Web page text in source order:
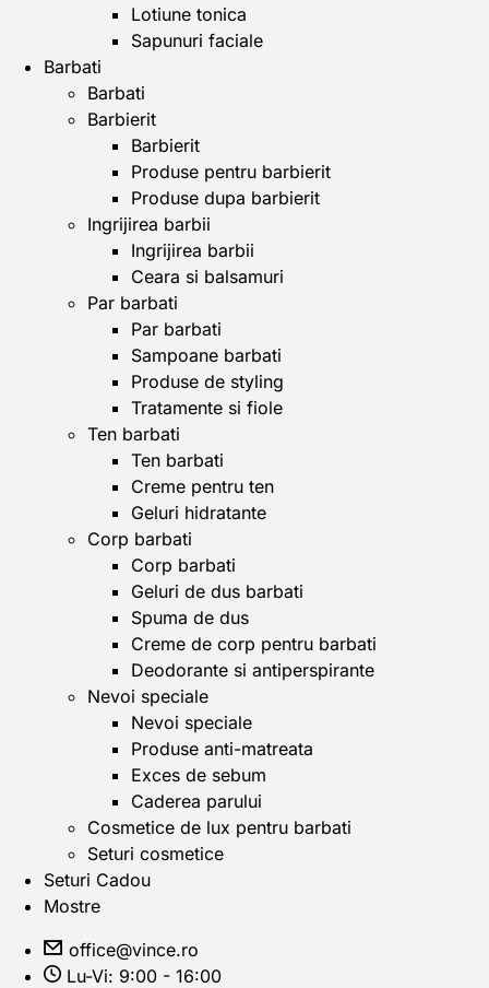
Lotiune tonica
Sapunuri faciale
Barbati
Barbati
Barbierit
Barbierit
Produse pentru barbierit
Produse dupa barbierit
Ingrijirea barbii
Ingrijirea barbii
Ceara si balsamuri
Par barbati
Par barbati
Sampoane barbati
Produse de styling
Tratamente si fiole
Ten barbati
Ten barbati
Creme pentru ten
Geluri hidratante
Corp barbati
Corp barbati
Geluri de dus barbati
Spuma de dus
Creme de corp pentru barbati
Deodorante si antiperspirante
Nevoi speciale
Nevoi speciale
Produse anti-matreata
Exces de sebum
Caderea parului
Cosmetice de lux pentru barbati
Seturi cosmetice
Seturi Cadou
Mostre
office@vince.ro
Lu-Vi: 9:00 - 16:00